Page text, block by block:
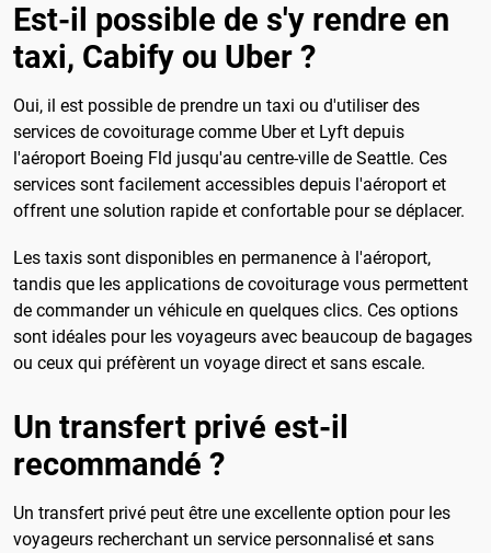
Est-il possible de s'y rendre en
taxi, Cabify ou Uber ?
Oui, il est possible de prendre un taxi ou d'utiliser des
services de covoiturage comme Uber et Lyft depuis
l'aéroport Boeing Fld jusqu'au centre-ville de Seattle. Ces
services sont facilement accessibles depuis l'aéroport et
offrent une solution rapide et confortable pour se déplacer.
Les taxis sont disponibles en permanence à l'aéroport,
tandis que les applications de covoiturage vous permettent
de commander un véhicule en quelques clics. Ces options
sont idéales pour les voyageurs avec beaucoup de bagages
ou ceux qui préfèrent un voyage direct et sans escale.
Un transfert privé est-il
recommandé ?
Un transfert privé peut être une excellente option pour les
voyageurs recherchant un service personnalisé et sans